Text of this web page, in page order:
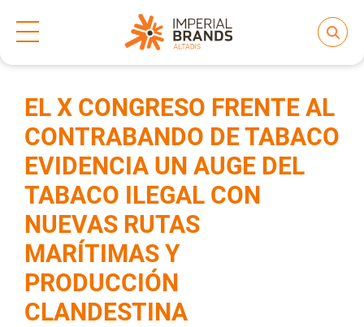
Nuestras Marcas
Compromiso
Regulación
Inicio Notas de prensa
EL X CONGRESO FRENTE AL
CONTRABANDO DE TABACO
EVIDENCIA UN AUGE DEL
TABACO ILEGAL CON
NUEVAS RUTAS
MARÍTIMAS Y
PRODUCCIÓN
CLANDESTINA